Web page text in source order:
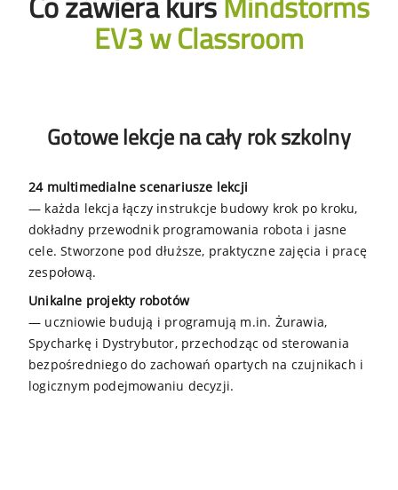
EV3 w Classroom
Gotowe lekcje na cały rok szkolny
24 multimedialne scenariusze lekcji
— każda lekcja łączy instrukcje budowy krok po kroku,
dokładny przewodnik programowania robota i jasne
cele. Stworzone pod dłuższe, praktyczne zajęcia i pracę
zespołową.
Unikalne projekty robotów
— uczniowie budują i programują m.in. Żurawia,
Spycharkę i Dystrybutor, przechodząc od sterowania
bezpośredniego do zachowań opartych na czujnikach i
logicznym podejmowaniu decyzji.